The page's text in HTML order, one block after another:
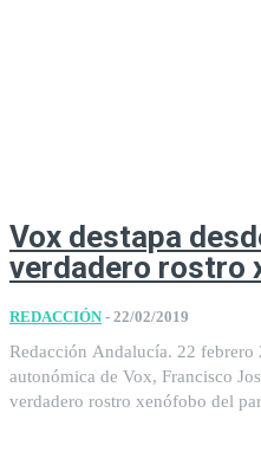
Vox destapa
verdadero rostro
REDACCIÓN - 22/02/2019
Redacción Andalucía. 22 febrero 2019.- El senador de
autonómica de Vox, Francisco
verdadero rostro xenófobo del